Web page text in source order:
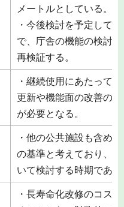
メートルとしている。
・今後検討を予定して
で、庁舎の機能の検討
再検証する。
・継続使用にあたって
更新や機能面の改善の
が必要となる。
・他の公共施設も含め
の基準と考えており、
いて検討する時期である
・長寿命化改修のコス